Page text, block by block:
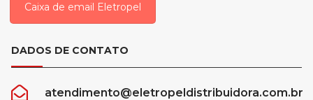
Caixa de email Eletropel
DADOS DE CONTATO
atendimento@eletropeldistribuidora.com.br